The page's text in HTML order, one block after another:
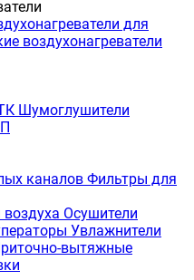
для
воздухонагреватели
Шумоглушители
каналов Фильтры для
Осушители
Увлажнители
вытяжные